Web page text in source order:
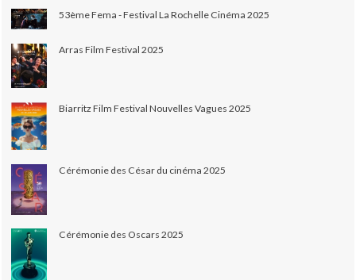
53ème Fema - Festival La Rochelle Cinéma 2025
Arras Film Festival 2025
Biarritz Film Festival Nouvelles Vagues 2025
Cérémonie des César du cinéma 2025
Cérémonie des Oscars 2025